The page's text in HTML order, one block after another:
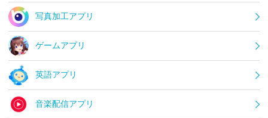
写真加工アプリ
ゲームアプリ
英語アプリ
音楽配信アプリ